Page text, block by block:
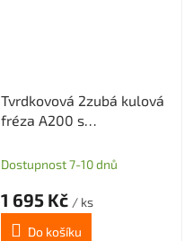
Tvrdkovová 2zubá kulová
fréza A200 s
pro grafit průměr 4 R2
Dostupnost 7-10 dnů
1 695 Kč / ks
Do košíku